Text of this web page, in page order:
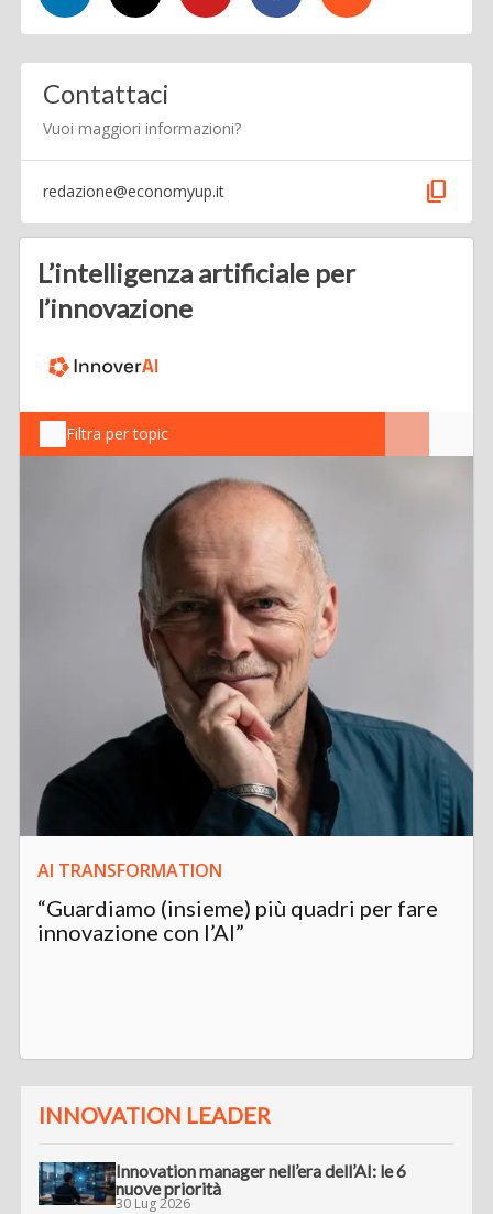
Contattaci
Vuoi maggiori informazioni?
redazione@economyup.it content_copy
L’intelligenza artificiale per
l’innovazione
Filtra per topic
AI TRANSFORMATION
“Guardiamo (insieme) più quadri per fare
innovazione con l’AI”
INNOVATION LEADER
Innovation manager nell’era dell’AI: le 6
nuove priorità
30 Lug 2026